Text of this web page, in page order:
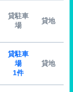
貸駐車
場
貸地
貸駐車
場
1件
貸地